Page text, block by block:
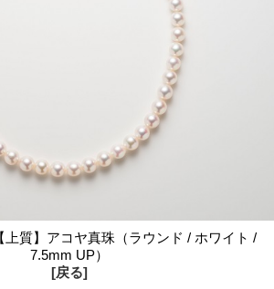
上質】アコヤ真珠（ラウンド / ホワイト /
7.5mm UP）
[戻る]